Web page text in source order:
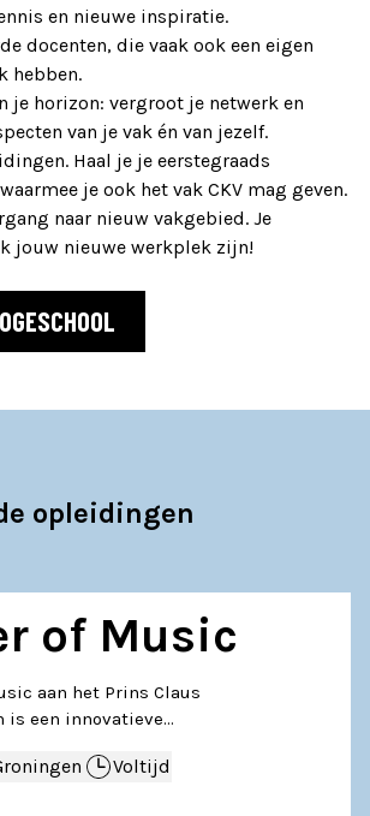
en nieuwe inspiratie.
docenten, die vaak ook een eigen
hebben.
horizon: vergroot je netwerk en
van je vak én van jezelf.
Haal je je eerstegraads
je ook het vak CKV mag geven.
naar nieuw vakgebied. Je
jouw nieuwe werkplek zijn!
opleidingen
of Music
aan het Prins Claus
is een innovatieve…
Voltijd